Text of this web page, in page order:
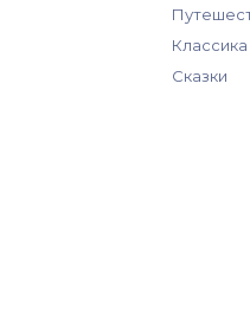
Классика
Сказки